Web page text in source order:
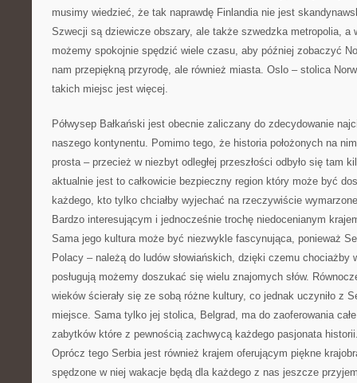
musimy wiedzieć, że tak naprawdę Finlandia nie jest
Szwecji są dziewicze obszary, ale także szwedzka metropolia, a
możemy spokojnie spędzić wiele czasu, aby później zobaczyć
nam przepiękną przyrodę, ale również miasta. Oslo – stolica
takich miejsc jest więcej.
Półwysep Bałkański jest obecnie zaliczany do zdecydowanie
naszego kontynentu. Pomimo tego, że historia położonych na
prosta – przecież w niezbyt odległej przeszłości odbyło się tam
aktualnie jest to całkowicie bezpieczny region który może być
każdego, kto tylko chciałby wyjechać na rzeczywiście
Bardzo interesującym i jednocześnie trochę niedocenianym
Sama jego kultura może być niezwykle fascynująca, ponieważ
Polacy – należą do ludów słowiańskich, dzięki czemu chociażby
posługują możemy doszukać się wielu znajomych słów.
wieków ścierały się ze sobą różne kultury, co jednak uczyniło z
miejsce. Sama tylko jej stolica, Belgrad, ma do zaoferowania
zabytków które z pewnością zachwycą każdego pasjonata
Oprócz tego Serbia jest również krajem oferującym piękne
spędzone w niej wakacje będą dla każdego z nas jeszcze